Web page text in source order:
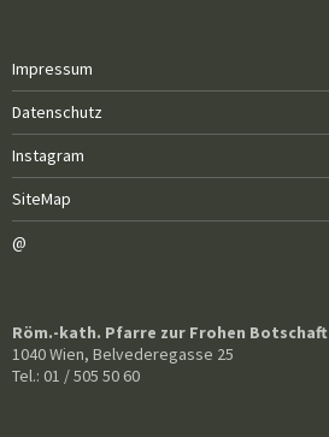
Impressum
Datenschutz
Instagram
SiteMap
@
Röm.-kath. Pfarre zur Frohen Botschaft
1040 Wien, Belvederegasse 25
Tel.: 01 / 505 50 60